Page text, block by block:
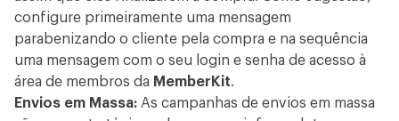
configure primeiramente uma mensagem
parabenizando o cliente pela compra e na sequência
uma mensagem com o seu login e senha de acesso à
área de membros da MemberKit.
Envios em Massa: As campanhas de envios em massa